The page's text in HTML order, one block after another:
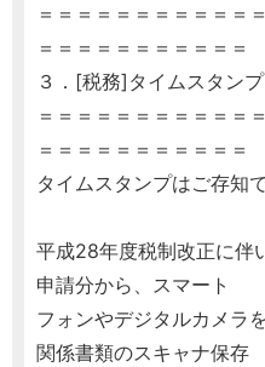
＝＝＝＝＝＝＝＝＝＝＝
＝＝＝＝＝＝＝＝＝＝＝
３．[税務]タイムスタンプ
＝＝＝＝＝＝＝＝＝＝＝
＝＝＝＝＝＝＝＝＝＝＝
タイムスタンプはご存知
平成28年度税制改正に伴
申請分から、スマート
フォンやデジタルカメラ
関係書類のスキャナ保存